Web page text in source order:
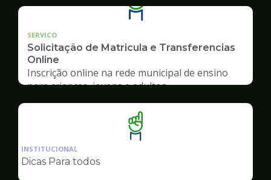
SERVICO
Solicitação de Matricula e Transferencias
Online
Inscrição online na rede municipal de ensino
para crianças, jovens e adultos
Ilustração
da
INSTITUCIONAL
Dicas Para todos